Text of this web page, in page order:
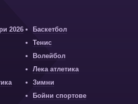
2026
Баскетбол
Тенис
Волейбол
Лека атлетика
Зимни
Бойни спортове